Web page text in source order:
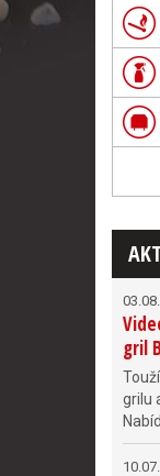
gril
grilu